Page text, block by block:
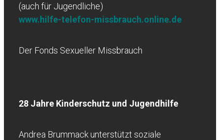
(auch für Jugendliche)
www.hilfe-telefon-missbrauch.online.de
Der Fonds Sexueller Missbrauch
28 Jahre Kinderschutz und Jugendhilfe
Andrea Brummack unterstützt soziale